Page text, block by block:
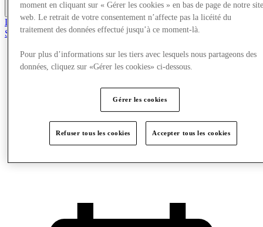
Plus
Le Club
Sauvé
Magasins
Offres
moment en cliquant sur « Gérer les cookies » en bas de page de notre
web. Le retrait de votre consentement n’affecte pas la licéité du
traitement des données effectué jusqu’à ce moment-là.
Pour plus d’informations sur les tiers avec lesquels nous partageons des
données, cliquez sur «Gérer les cookies» ci-dessous.
Gérer les cookies
Refuser tous les cookies Accepter tous les cookies